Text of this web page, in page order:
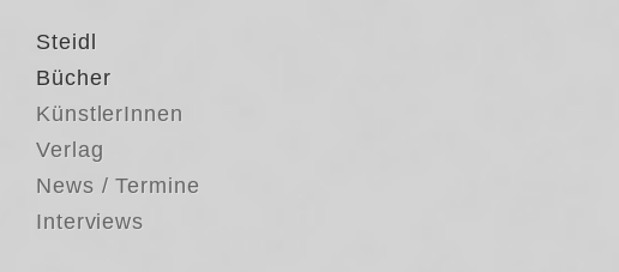
Steidl
Bücher
KünstlerInnen
Verlag
News / Termine
Interviews